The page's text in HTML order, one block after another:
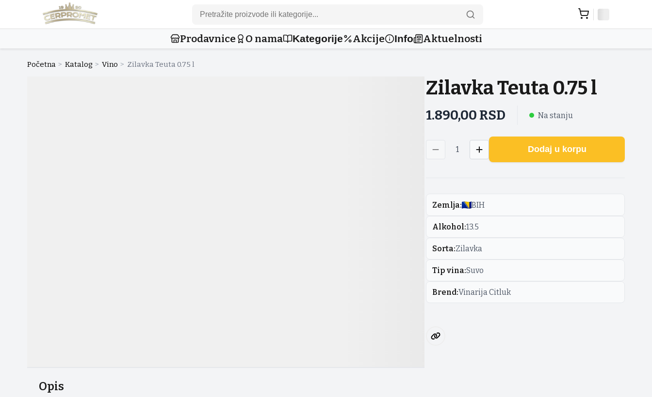
Prodavnice O nama Kategorije Akcije Info Aktuelnosti
Početna > Katalog > Vino > Zilavka Teuta 0.75 l
Opis
Zilavka Teuta 0.75 l
1.890,00 RSD Na stanju
1 Dodaj u korpu
Zemlja: BIH
Alkohol:13.5
Sorta:Zilavka
Tip vina:Suvo
Brend:Vinarija Citluk